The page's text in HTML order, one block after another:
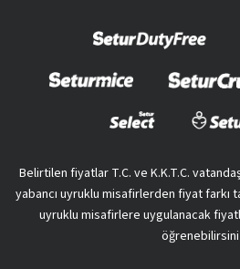
Belirtilen fiyatlar T.C. ve K.K.T.C.
yabancı uyruklu misafirlerden fiyat farkı
uyruklu misafirlere uygulanacak